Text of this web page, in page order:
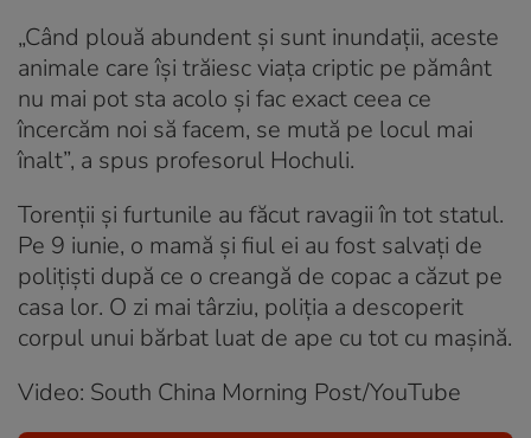
„Când plouă abundent și sunt inundații, aceste
animale care își trăiesc viața criptic pe pământ
nu mai pot sta acolo și fac exact ceea ce
încercăm noi să facem, se mută pe locul mai
înalt”, a spus profesorul Hochuli.
Torenții și furtunile au făcut ravagii în tot statul.
Pe 9 iunie, o mamă și fiul ei au fost salvați de
polițiști după ce o creangă de copac a căzut pe
casa lor. O zi mai târziu, poliția a descoperit
corpul unui bărbat luat de ape cu tot cu mașină.
Video: South China Morning Post/YouTube